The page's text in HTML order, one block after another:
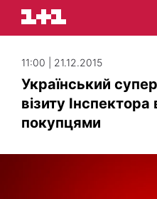
11:00 | 21.12.2015
Український
візиту
покупцями